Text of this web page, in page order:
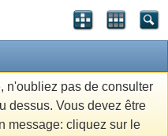
n'oubliez pas de consulter
dessus. Vous devez être
message: cliquez sur le